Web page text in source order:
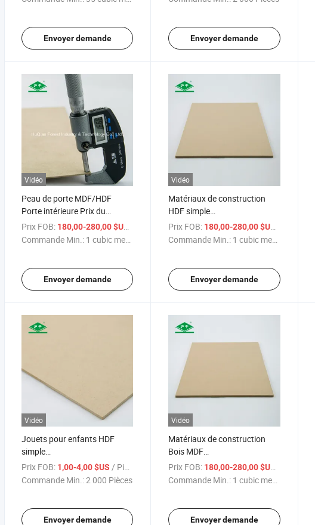
Envoyer demande Envoyer demande
Vidéo
Peau de porte MDF/HDF
Porte intérieure Prix du
panneau HDF 4X8X1.6mm
Carb pour meubles
Prix FOB: 180,00-280,00 $US
/ cubic meter
Commande Min.: 1 cubic meter
Envoyer demande
Vidéo
Matériaux de construction
HDF simple
1220X2440X4.5mm pour
Catbinet
Prix FOB: 180,00-280,00 $US
/ cubic
Commande Min.: 1 cubic meter
Envoyer demande
Vidéo
Jouets pour enfants HDF
simple
1220mmx2440mmx4.0mm
E1
Prix FOB: 1,00-4,00 $US / Pièce
Commande Min.:2 000 Pièces
Envoyer demande
Vidéo
Matériaux de construction
Bois MDF
1220mmx2440mmx4.0mm
Carb
Prix FOB: 180,00-280,00 $US
/ cubic
Commande Min.: 1 cubic meter
Envoyer demande